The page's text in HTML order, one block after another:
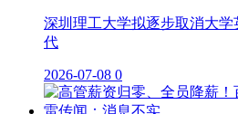
深圳理工大学拟逐步取消大
代
2026-07-08 0